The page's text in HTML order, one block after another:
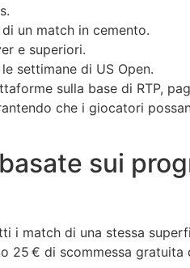
un match in cemento.
e superiori.
settimane di US Open.
sulla base di RTP,
che i giocatori
sui
i match di una stessa
25 € di scommessa gratuita